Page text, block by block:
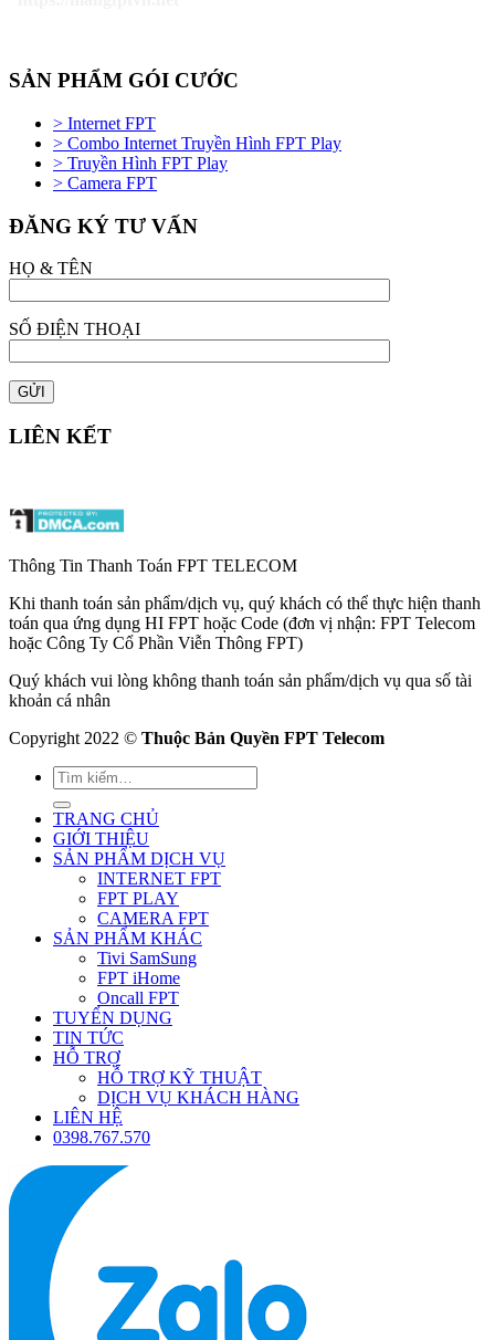
SẢN PHẨM GÓI CƯỚC
> Internet FPT
> Combo Internet Truyền Hình FPT Play
> Truyền Hình FPT Play
> Camera FPT
ĐĂNG KÝ TƯ VẤN
HỌ & TÊN
SỐ ĐIỆN THOẠI
LIÊN KẾT
Thông Tin Thanh Toán FPT TELECOM
Khi thanh toán sản phẩm/dịch vụ, quý khách có thể thực hiện thanh
toán qua ứng dụng HI FPT hoặc Code (đơn vị nhận: FPT Telecom
hoặc Công Ty Cổ Phần Viễn Thông FPT)
Quý khách vui lòng không thanh toán sản phẩm/dịch vụ qua số tài
khoản cá nhân
Copyright 2022 © Thuộc Bản Quyền FPT Telecom
TRANG CHỦ
GIỚI THIỆU
SẢN PHẨM DỊCH VỤ
INTERNET FPT
FPT PLAY
CAMERA FPT
SẢN PHẨM KHÁC
Tivi SamSung
FPT iHome
Oncall FPT
TUYỂN DỤNG
TIN TỨC
HỖ TRỢ
HỖ TRỢ KỸ THUẬT
DỊCH VỤ KHÁCH HÀNG
LIÊN HỆ
0398.767.570